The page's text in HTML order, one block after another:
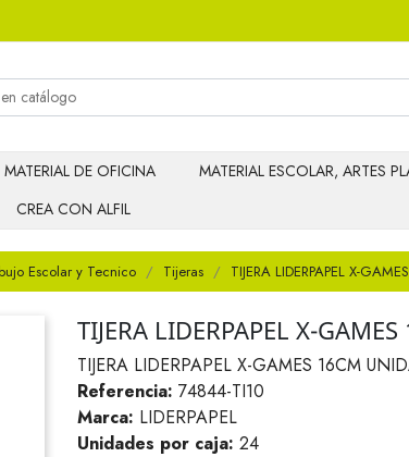
MATERIAL DE OFICINA
MATERIAL ESCOLAR, ARTES
CREA CON ALFIL
Escolar y Tecnico Tijeras TIJERA LIDERPAPEL X-
TIJERA LIDERPAPEL X-
TIJERA LIDERPAPEL X-GAMES 16CM
Referencia: 74844-TI10
Marca: LIDERPAPEL
Unidades por caja: 24